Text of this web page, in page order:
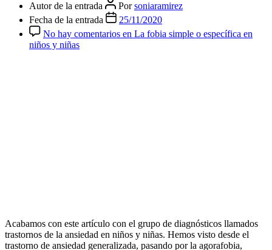
Autor de la entrada Porsoniaramirez
Fecha de la entrada
25/11/2020
No hay comentarios en La fobia simple o específica en
niños y niñas
Acabamos con este artículo con el grupo de diagnósticos llamados
trastornos de la ansiedad en niños y niñas. Hemos visto desde el
trastorno de ansiedad generalizada, pasando por la agorafobia,